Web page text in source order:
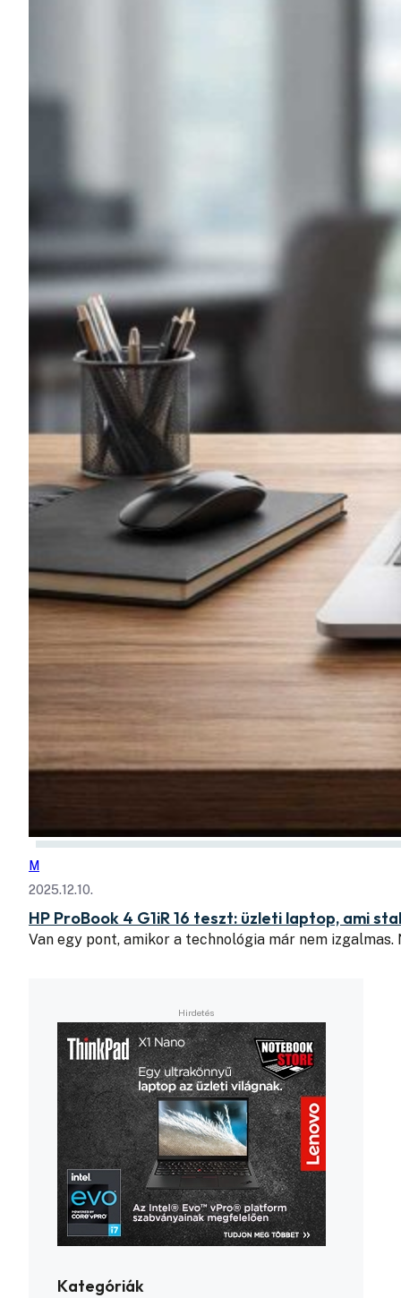
M
2025.12.10.
HP ProBook 4 G1iR 16 teszt: üzleti laptop, ami
Van egy pont, amikor a technológia már nem izgalmas.
Kategóriák